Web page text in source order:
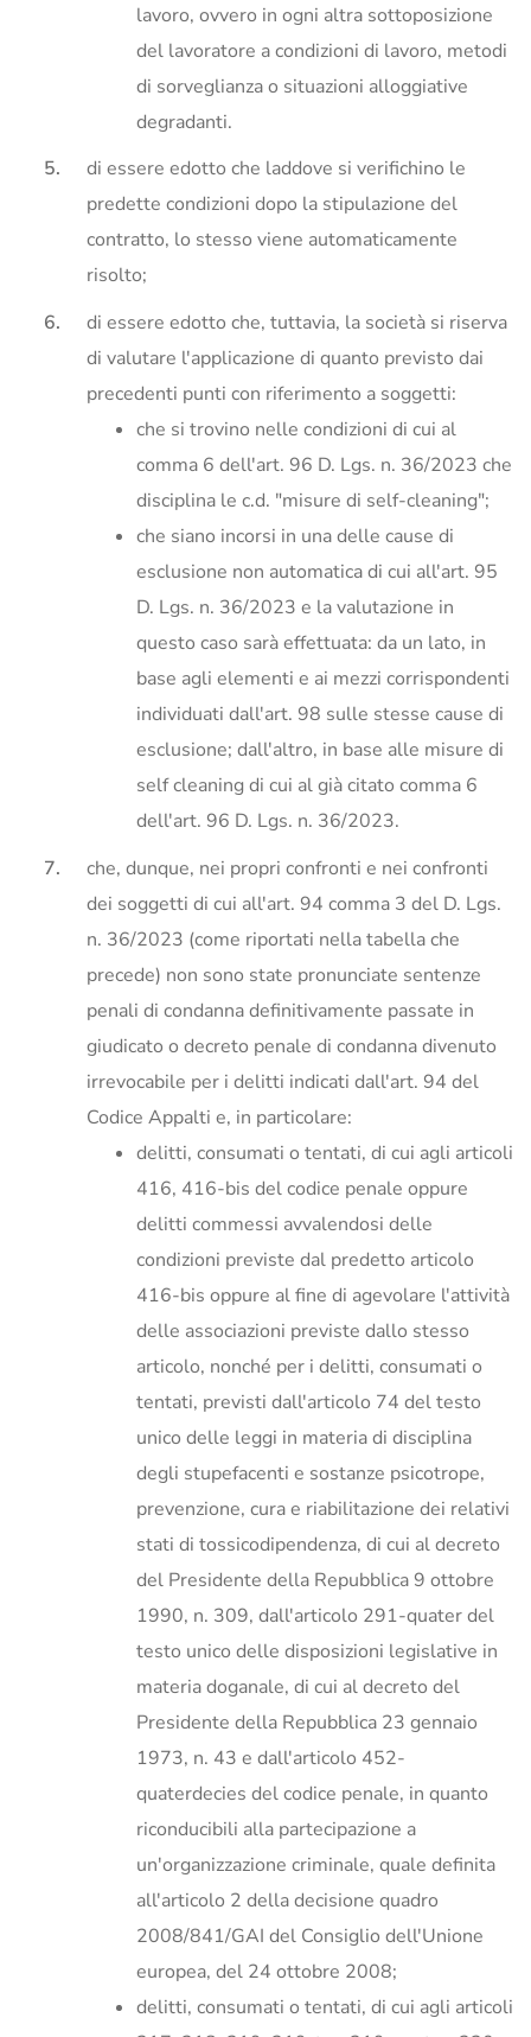
lavoro, ovvero in ogni altra sottoposizione
del lavoratore a condizioni di lavoro, metodi
di sorveglianza o situazioni alloggiative
degradanti.
di essere edotto che laddove si verifichino le
predette condizioni dopo la stipulazione del
contratto, lo stesso viene automaticamente
risolto;
di essere edotto che, tuttavia, la società si riserva
di valutare l'applicazione di quanto previsto dai
precedenti punti con riferimento a soggetti:
che si trovino nelle condizioni di cui al
comma 6 dell'art. 96 D. Lgs. n. 36/2023 che
disciplina le c.d. "misure di self-cleaning";
che siano incorsi in una delle cause di
esclusione non automatica di cui all'art. 95
D. Lgs. n. 36/2023 e la valutazione in
questo caso sarà effettuata: da un lato, in
base agli elementi e ai mezzi corrispondenti
individuati dall'art. 98 sulle stesse cause di
esclusione; dall'altro, in base alle misure di
self cleaning di cui al già citato comma 6
dell'art. 96 D. Lgs. n. 36/2023.
che, dunque, nei propri confronti e nei confronti
dei soggetti di cui all'art. 94 comma 3 del D. Lgs.
n. 36/2023 (come riportati nella tabella che
precede) non sono state pronunciate sentenze
penali di condanna definitivamente passate in
giudicato o decreto penale di condanna divenuto
irrevocabile per i delitti indicati dall'art. 94 del
Codice Appalti e, in particolare:
delitti, consumati o tentati, di cui agli articoli
416, 416-bis del codice penale oppure
delitti commessi avvalendosi delle
condizioni previste dal predetto articolo
416-bis oppure al fine di agevolare l'attività
delle associazioni previste dallo stesso
articolo, nonché per i delitti, consumati o
tentati, previsti dall'articolo 74 del testo
unico delle leggi in materia di disciplina
degli stupefacenti e sostanze psicotrope,
prevenzione, cura e riabilitazione dei relativi
stati di tossicodipendenza, di cui al decreto
del Presidente della Repubblica 9 ottobre
1990, n. 309, dall'articolo 291-quater del
testo unico delle disposizioni legislative in
materia doganale, di cui al decreto del
Presidente della Repubblica 23 gennaio
1973, n. 43 e dall'articolo 452-
quaterdecies del codice penale, in quanto
riconducibili alla partecipazione a
un'organizzazione criminale, quale definita
all'articolo 2 della decisione quadro
2008/841/GAI del Consiglio dell'Unione
europea, del 24 ottobre 2008;
delitti, consumati o tentati, di cui agli articoli